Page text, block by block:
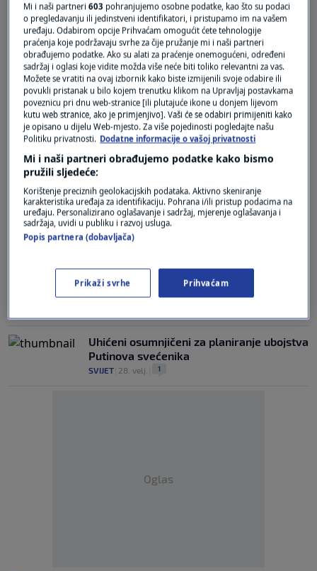
Oglas
Uhićen župnik u Međimurju: Tereti ga se
za podvođenje djeteta
VIJESTI
Kako se ispovijediti? Ovo su ključne stvari
koje trebate reći svećeniku u crkvi
LIFESTYLE|23. ožu.
Susjedi su mu javili da se nešto neobično
događa u njegovoj kući: Ostao u šoku kad
je probao ući
Uhićeni osumnjičeni za planiranje ubojstva
Putinova svećenika
SVIJET 28. velj. 1
Oglas
Mi i naši partneri603 pohranjujemo osobne podatke, kao što su podaci
o pregledavanju ili jedinstveni identifikatori, i pristupamo im na vašem
uređaju. Odabirom opcije Prihvaćam omogućit ćete tehnologije
praćenja koje podržavaju svrhe za čije pružanje mi i naši partneri
obrađujemo podatke. Ako su alati za praćenje onemogućeni, određeni
sadržaj i oglasi koje vidite možda više neće biti toliko relevantni za vas.
Možete se vratiti na ovaj izbornik kako biste izmijenili svoje odabire ili
povukli pristanak u bilo kojem trenutku klikom na Upravljaj postavkama
poveznicu pri dnu web-stranice [ili plutajuće ikone u donjem lijevom
kutu web stranice, ako je primjenjivo]. Vaši će se odabiri primijeniti kako
je opisano u dijelu Web-mjesto. Za više pojedinosti pogledajte našu
Politiku privatnosti. Dodatne informacije o vašoj privatnosti
Mi i naši partneri obrađujemo podatke kako bismo
pružili sljedeće:
Korištenje preciznih geolokacijskih podataka. Aktivno skeniranje
karakteristika uređaja za identifikaciju. Pohrana i/ili pristup podacima na
uređaju. Personalizirano oglašavanje i sadržaj, mjerenje oglašavanja i
sadržaja, uvidi u publiku i razvoj usluga.
Popis partnera (dobavljača)
Prikaži svrhe Prihvaćam